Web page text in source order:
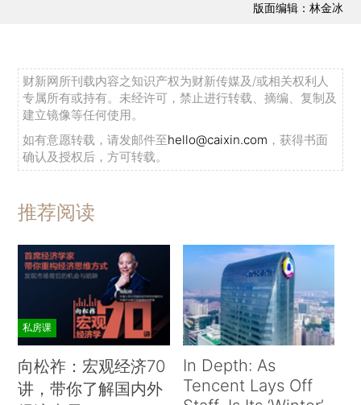
版面编辑：林金冰
财新网所刊载内容之知识产权为财新传媒及/或相关权利人
专属所有或持有。未经许可，禁止进行转载、摘编、复制及
建立镜像等任何使用。
如有意愿转载，请发邮件至hello@caixin.com ，获得书面
确认及授权后，方可转载。
推荐阅读
私房课
向松祚：宏观经济70
讲，带你了解国内外
In Depth: As
Tencent Lays Off